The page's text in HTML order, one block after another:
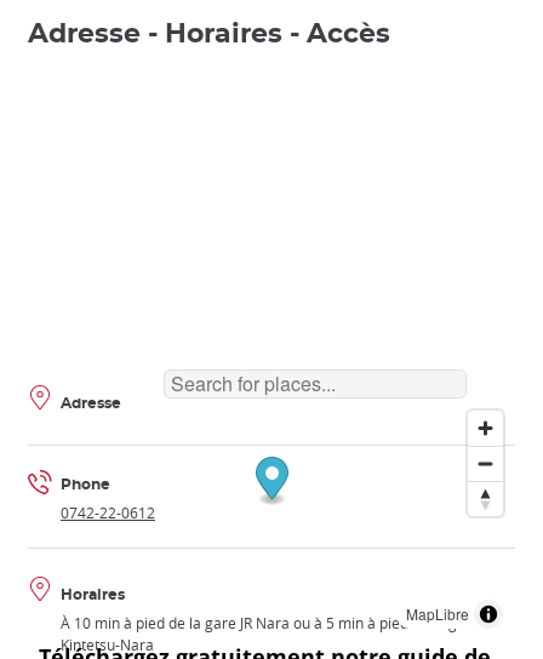
Adresse - Horaires - Accès
MapLibre
Adresse
Phone
0742-22-0612
Horaires
À 10 min à pied de la gare JR Nara ou à 5 min à pied de la gare
Kintetsu-Nara